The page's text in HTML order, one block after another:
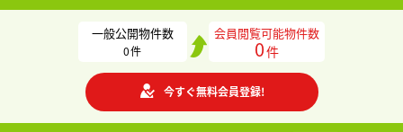
一般公開物件数
0件
会員閲覧可能物件数
0件
今すぐ無料会員登録!